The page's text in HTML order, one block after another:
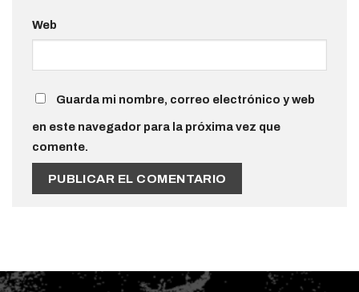
Web
Guarda mi nombre, correo electrónico y web
en este navegador para la próxima vez que
comente.